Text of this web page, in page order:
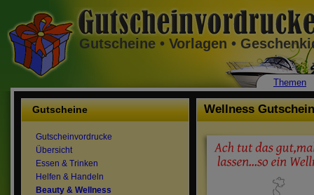
Gutscheine • Vorlagen •
Wellness Gutschein
Gutscheine
Gutscheinvordrucke
Übersicht
Essen & Trinken
Helfen & Handeln
Beauty & Wellness
Themen